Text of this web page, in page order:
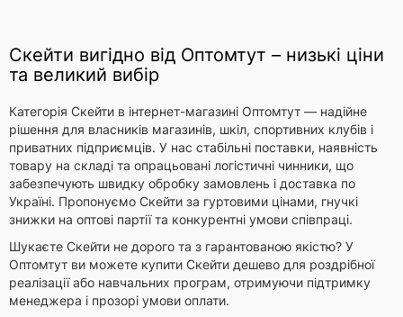
Скейти вигідно від Оптомтут – низькі ціни
та великий вибір
Категорія Скейти в інтернет-магазині Оптомтут — надійне
рішення для власників магазинів, шкіл, спортивних клубів і
приватних підприємців. У нас стабільні поставки, наявність
товару на складі та опрацьовані логістичні чинники, що
забезпечують швидку обробку замовлень і доставка по
Україні. Пропонуємо Скейти за гуртовими цінами, гнучкі
знижки на оптові партії та конкурентні умови співпраці.
Шукаєте Скейти не дорого та з гарантованою якістю? У
Oптомтут ви можете купити Скейти дешево для роздрібної
реалізації або навчальних програм, отримуючи підтримку
менеджера і прозорі умови оплати.